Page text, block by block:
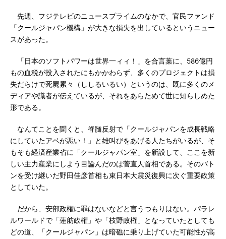
先週、フジテレビのニュースプライムのなかで、官民ファンド
「クールジャパン機構」が大きな損失を出しているというニュー
スがあった。
「日本のソフトパワーは世界一ィィ！」を合言葉に、586億円
もの血税が投入されたにもかかわらず、多くのプロジェクトは損
失だらけで死屍累々（ししるいるい）というのは、既に多くのメ
ディアや識者が伝えているが、それをあらためて世に知らしめた
形である。
なんてことを聞くと、脊髄反射で「クールジャパンを成長戦略
にしていたアベが悪い！」と雄叫びをあげる人たちがいるが、そ
もそも経済産業省に「クールジャパン室」を新設して、ここを新
しい主力産業にしよう目論んだのは菅直人首相である。そのバト
ンを受け継いだ野田佳彦首相も東日本大震災復興に次ぐ重要政策
としていた。
だから、安部政権に罪はないなどと言うつもりはない。パラレ
ルワールドで「蓮舫政権」や「枝野政権」となっていたとしても
どの道、「クールジャパン」は暗礁に乗り上げていた可能性が高